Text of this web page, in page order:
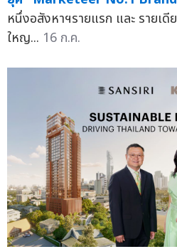
หนึ่งอสังหาฯรายแรก และ รายเดี
ใหญ... 16 ก.ค.